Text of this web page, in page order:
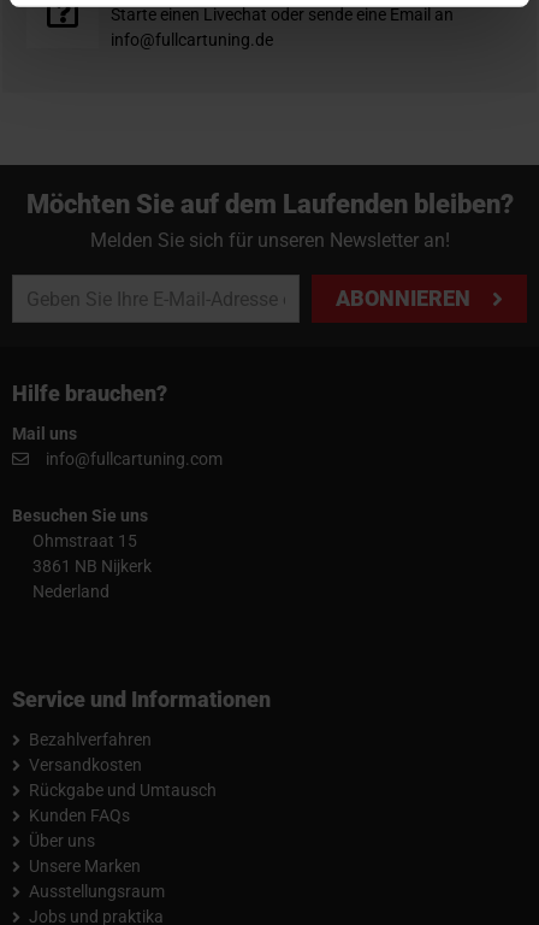
Starte einen Livechat oder sende eine Email an
info@fullcartuning.de
Möchten Sie auf dem Laufenden bleiben?
Melden Sie sich für unseren Newsletter an!
ABONNIEREN
Hilfe brauchen?
Mail uns
info@fullcartuning.com
Besuchen Sie uns
Ohmstraat 15
3861 NB Nijkerk
Nederland
Service und Informationen
Bezahlverfahren
Versandkosten
Rückgabe und Umtausch
Kunden FAQs
Über uns
Unsere Marken
Ausstellungsraum
Jobs und praktika